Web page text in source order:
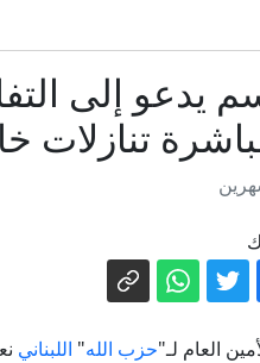
يدعو إلى
تنازلات
العام لـ"حزب الله" اللبناني